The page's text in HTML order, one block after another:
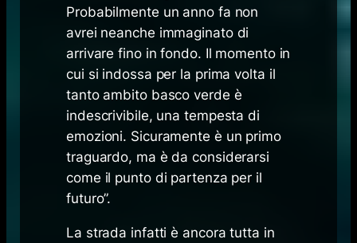
Probabilmente un anno fa non
avrei neanche immaginato di
arrivare fino in fondo. Il momento in
cui si indossa per la prima volta il
tanto ambito basco verde è
indescrivibile, una tempesta di
emozioni. Sicuramente è un primo
traguardo, ma è da considerarsi
come il punto di partenza per il
futuro”.
La strada infatti è ancora tutta in